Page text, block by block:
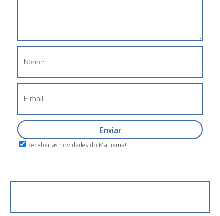
Receber as novidades do Mathema!
Pesquisar